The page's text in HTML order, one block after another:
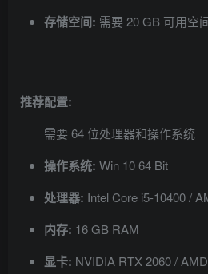
存储空间: 需要 20 GB 可用空
推荐配置:
需要 64 位处理器和操作系统
操作系统: Win 10 64 Bit
处理器: Intel Core i5-10400 /
内存: 16 GB RAM
显卡: NVIDIA RTX 2060 /